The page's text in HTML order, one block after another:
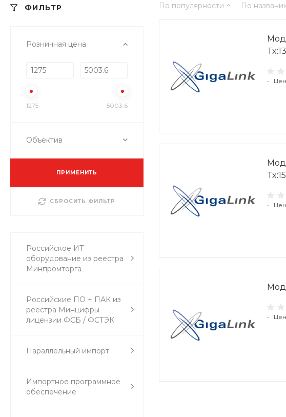
ФИЛЬТР
Розничная цена
1275 5003.6
Объектив
ПРИМЕНИТЬ
СБРОСИТЬ ФИЛЬТР
Российское ИТ
оборудование из реестра
Минпромторга
Российские ПО + ПАК из
реестра Минцифры
лицензии ФСБ / ФСТЭК
Параллельный импорт
Импортное программное
обеспечение
По популярности По
•
•
•